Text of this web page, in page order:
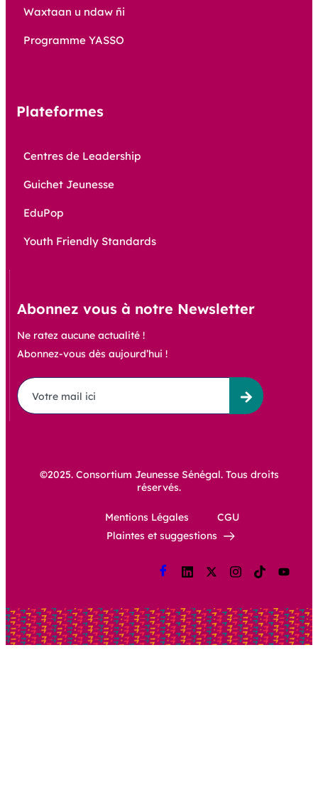
Waxtaan u ndaw ñi
Programme YASSO
Plateformes
Centres de Leadership
Guichet Jeunesse
EduPop
Youth Friendly Standards
Abonnez vous à notre Newsletter
Ne ratez aucune actualité !
Abonnez-vous dès aujourd’hui !
©2025. Consortium Jeunesse Sénégal. Tous droits
réservés.
Mentions Légales
CGU
Plaintes et suggestions